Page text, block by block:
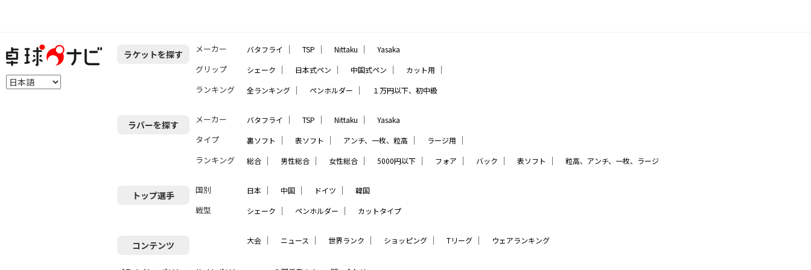
ラケットを探す メーカー バタフライ ｜ TSP ｜ Nittaku ｜ Yasaka
グリップ シェーク ｜ 日本式ペン ｜ 中国式ペン ｜ カット用 ｜
ランキング 全ランキング ｜ ペンホルダー ｜ １万円以下、初中級
ラバーを探す メーカー バタフライ ｜ TSP ｜ Nittaku ｜ Yasaka
タイプ 裏ソフト ｜ 表ソフト ｜ アンチ、一枚、粒高 ｜ ラージ用 ｜
ランキング 総合 ｜ 男性総合 ｜ 女性総合 ｜ 5000円以下 ｜ フォア ｜ バック ｜ 表ソフト ｜ 粒高、アンチ、一枚、ラージ
トップ選手 国別 日本 ｜ 中国 ｜ ドイツ ｜ 韓国
戦型 シェーク ｜ ペンホルダー ｜ カットタイプ
コンテンツ 大会 ｜ ニュース ｜ 世界ランク ｜ ショッピング ｜ Tリーグ ｜ ウェアランキング